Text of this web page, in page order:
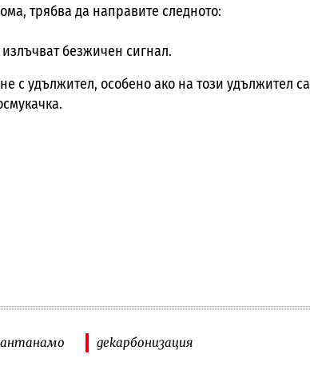
трябва да направите следното:
безжичен сигнал.
с удължител, особено ако на този удължител са
декарбонизация